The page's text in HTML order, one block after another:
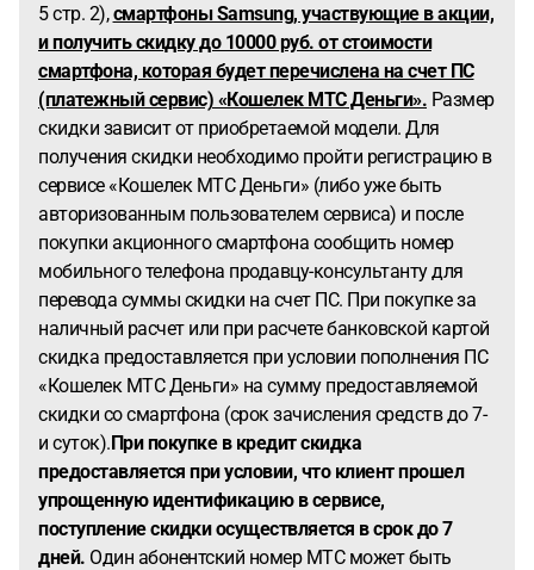
5 стр. 2),смартфоны Samsung, участвующие в акции,
и получить скидку до 10000 руб. от стоимости
смартфона, которая будет перечислена на счет ПС
(платежный сервис) «Кошелек МТС Деньги». Размер
скидки зависит от приобретаемой модели. Для
получения скидки необходимо пройти регистрацию в
сервисе «Кошелек МТС Деньги» (либо уже быть
авторизованным пользователем сервиса) и после
покупки акционного смартфона сообщить номер
мобильного телефона продавцу-консультанту для
перевода суммы скидки на счет ПС. При покупке за
наличный расчет или при расчете банковской картой
скидка предоставляется при условии пополнения ПС
«Кошелек МТС Деньги» на сумму предоставляемой
скидки со смартфона (срок зачисления средств до 7-
и суток).При покупке в кредит скидка
предоставляется при условии, что клиент прошел
упрощенную идентификацию в сервисе,
поступление скидки осуществляется в срок до 7
дней. Один абонентский номер МТС может быть